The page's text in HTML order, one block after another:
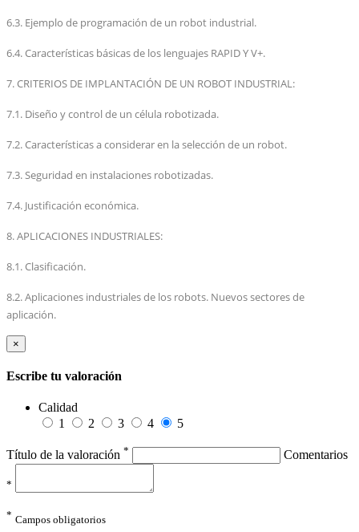
6.3. Ejemplo de programación de un robot industrial.
6.4. Características básicas de los lenguajes RAPID Y V+.
7. CRITERIOS DE IMPLANTACIÓN DE UN ROBOT INDUSTRIAL:
7.1. Diseño y control de un célula robotizada.
7.2. Características a considerar en la selección de un robot.
7.3. Seguridad en instalaciones robotizadas.
7.4. Justificación económica.
8. APLICACIONES INDUSTRIALES:
8.1. Clasificación.
8.2. Aplicaciones industriales de los robots. Nuevos sectores de
aplicación.
×
Escribe tu valoración
Calidad
1
2 3 4 5
Título de la valoración * Comentarios
*
* Campos obligatorios